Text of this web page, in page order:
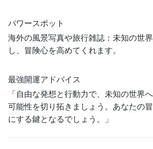
パワースポット
海外の風景写真や旅行雑誌：未知の世
し、冒険心を高めてくれます。
最強開運アドバイス
「自由な発想と行動力で、未知の世界
可能性を切り拓きましょう。あなたの
にする鍵となるでしょう。」